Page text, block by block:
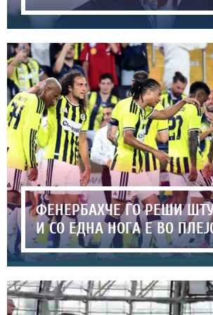
ФЕНЕРБАХЧЕ ГО РЕШИ
И СО ЕДНА НОГА Е ВО